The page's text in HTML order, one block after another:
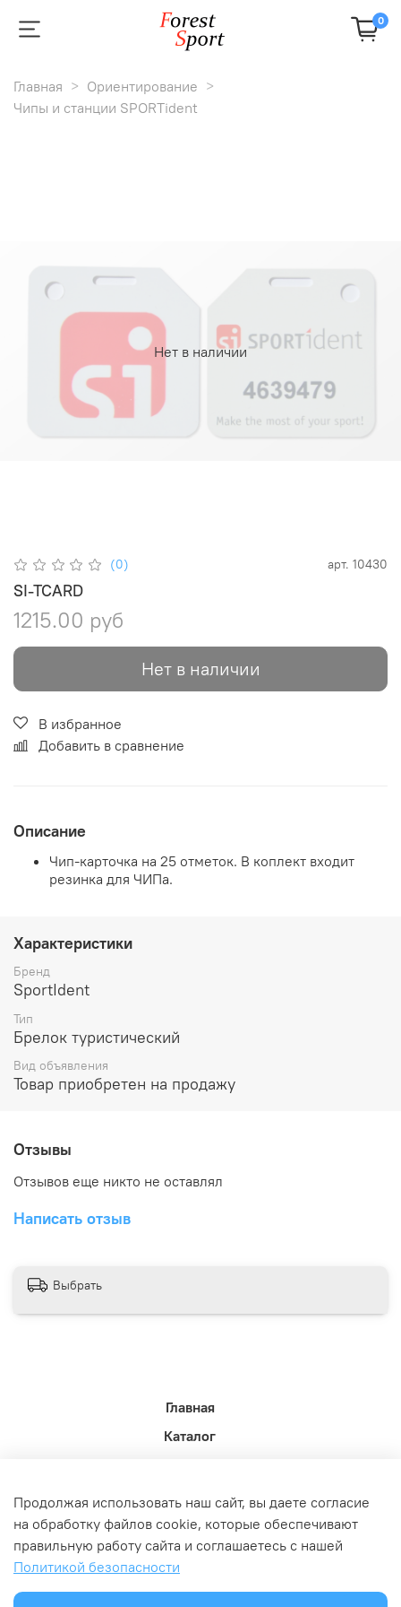
0
Главная
Ориентирование
Чипы и станции SPORTident
Нет в наличии
(0) арт. 10430
SI-TCARD
1215.00 руб
Нет в наличии
В избранное
Добавить в сравнение
Описание
Чип-карточка на 25 отметок. В коплект входит
резинка для ЧИПа.
Характеристики
Бренд
SportIdent
Тип
Брелок туристический
Вид объявления
Товар приобретен на продажу
Отзывы
Отзывов еще никто не оставлял
Написать отзыв
Выбрать
Главная
Каталог
Доставка
Политика возврата
Связь с администрацией
Продолжая использовать наш сайт, вы даете согласие
на обработку файлов cookie, которые обеспечивают
правильную работу сайта и соглашаетесь с нашей
Политикой безопасности